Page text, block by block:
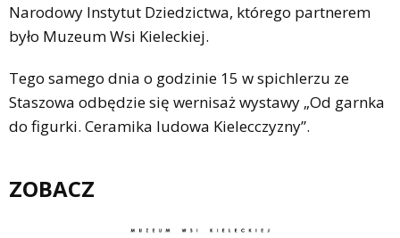
Narodowy Instytut Dziedzictwa, którego partnerem
było Muzeum Wsi Kieleckiej.
Tego samego dnia o godzinie 15 w spichlerzu ze
Staszowa odbędzie się wernisaż wystawy „Od garnka
do figurki. Ceramika ludowa Kielecczyzny”.
ZOBACZ